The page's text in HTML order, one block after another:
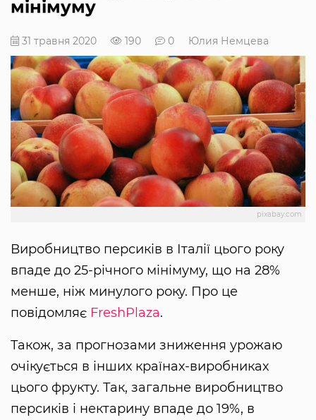
мінімуму
31 травня 2020 190 0 Юлия Немцева
pixabay.com
Виробництво персиків в Італії цього року
впаде до 25-річного мінімуму, що на 28%
менше, ніж минулого року. Про це
повідомляє FreshPlaza.
Також, за прогнозами зниження урожаю
очікується в інших країнах-виробниках
цього фрукту. Так, загальне виробництво
персиків і нектарину впаде до 19%, в